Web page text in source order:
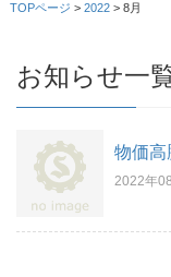
TOPページ > 2022> 8月
お知らせ一
物価高
2022年